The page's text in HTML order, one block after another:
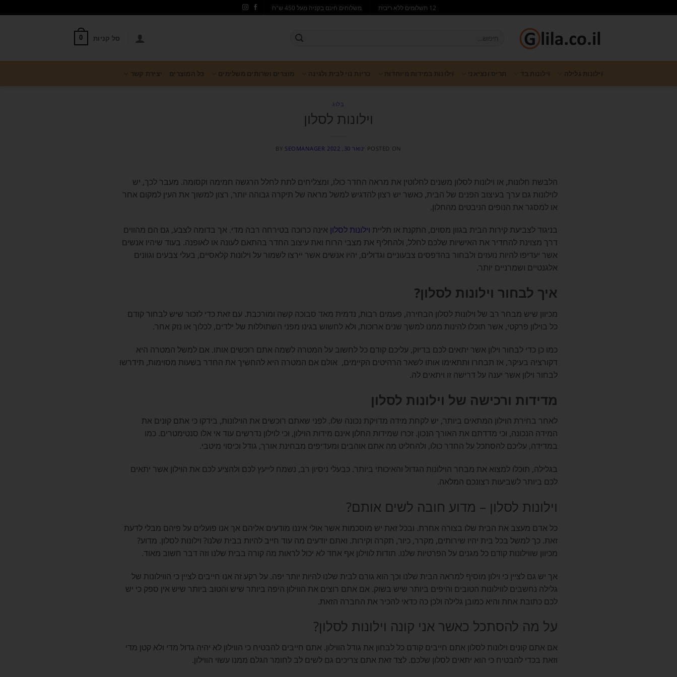
12 תשלומים ללא ריבית משלוחים חינם בקניה מעל 450 ש"ח
סל קניות 0
וילונות גלילה וילונות בד תריס ונציאני וילונות במידות מיוחדות כריות נוי לבית ולגינה מוצרים ושרותים משלימים כל המוצרים יצירת קשר
בלוג
וילונות לסלון
POSTED ON ינואר 30, 2022 BY SEOMANAGER
הלבשת חלונות, או וילונות לסלון משנים לחלוטין את מראה החדר כולו, ומצליחים לתת לחלל הרגשה חמימה וקסומה. מעבר לכך, יש
לוילונות גם ערך בעיצוב הפנים של הבית, כאשר יש רצון להדגיש למשל מראה של תיקרה גבוהה יותר, רצון למשוך את העין למקום אחר
או למסגר את הנופים הניבטים מהחלון.
בניגוד לצביעת קירות הבית בגוון מסוים, התקנת או תליית וילונות לסלון אינה כרוכה בטירחה רבה מדי. אך בדומה לצבע, גם הם מהווים
דרך מצוינת להחדיר את האישיות שלכם לחלל, ולהחליף את מצבי הרוח ואת עיצוב החדר בהתאם לעונה או לאופנה. בעוד שיהיו אנשים
אשר יעדיפו להיות נועזים ולבחור בהדפסים צבעוניים וגדולים, יהיו אנשים אשר יירצו לשמור על וילונות קלאסיים, בעלי צבעים וגוונים
אלגנטיים ושמרניים יותר.
איך לבחור וילונות לסלון?
מכיוון שיש מבחר רב של וילונות לסלון הבחירה, פעמים רבות, נדמית מאד סבוכה קשה ומורכבת. עם זאת כדי לזכור שיש לבחור קודם
כל בוילון פרקטי, אשר תוכלו להינות ממנו למשך שנים ארוכות, ולא לחשוש בגינו מפני השתוללות של ילדים, לכלוך או נזק אחר.
כמו כן כדי לבחור וילון אשר יתאים לכם בדיוק, עליכם קודם כל לחשוב על המטרה לשמה אתם רוכשים אותו. אם למשל המטרה היא
דקורציה בעיקר, אז תבחרו ותתאימו אותו לשאר הרהיטים הקיימים, אולם אם המטרה היא להחשיך את החדר בשעות מסוימות, תידרשו
לבחור וילון אשר יענה על דרישה זו ויתאים לה.
מדידות ורכישה של וילונות לסלון
לאחר בחירת הוילון המתאים ביותר, יש לקחת מידה מדויקת נכונה שלו. לפני שאתם רוכשים את הוילונות, בידקו כי אתם קונים את
המידה הנכונה, וכי מדדתם את האורך הנכון. זכרו שמידות החלון אינם מידות הוילון, וכי לוילון נדרשים עוד אי אלו סנטימטרים. כמו
במדידה, עליכם להסתכל על החדר כולו, ולהחליט מה אתם אוהבים ומעדיפים מבחינת אורך, גודל וכיסוי מיטבי.
בגלילה, תוכלו למצוא את מבחר הוילונות הגדול והאיכותי ביותר. כבעלי ניסיון רב, נשמח לייעץ לכם ולהציע לכם את הוילון אשר יתאים
לכם ביותר לשביעות רצונכם המלאה.
וילונות לסלון – מדוע חובה לשים אותם?
כל אדם מעצב את הבית שלו בצורה אחרת. ובכל זאת יש מוסכמות אשר אולי איננו מודעים אליהם אך אנו פועלים על פיהם מבלי לדעת
זאת. כך למשל בכל בית יהיו שירותים, מקרר, כיור, תקרה וקירות. ואתם יודעים מה עוד חייב להיות בבית שלנו? וילונות לסלון. מדוע?
מכיוון שווילונות קודם כל מגנים על הפרטיות שלנו. תודות לווילון אף אחד לא יכול לראות מה קורה בבית שלנו וזה דבר חשוב מאוד.
אך יש גם לציין כי וילון מוסיף למראה הבית שלנו וכך הוא גורם לבית שלנו להיות יותר יפה. על רקע זה אנו חייבים לציין כי הווילונות של
גלילה נחשבים לווילונות הטובים והיפים ביותר שיש בשוק. אם אתם רוצים את הווילון היפה ביותר שיש והטוב ביותר שיש אין ספק כי יש
לכם כתובת אחת והיא כמובן גלילה ולכן כה כדאי להכיר את החברה הזאת.
על מה להסתכל כאשר אני קונה וילונות לסלון?
אם אתם קונים וילונות לסלון אתם חייבים קודם כל לבחון את גודל הווילון. אתם חייבים להבטיח כי הווילון לא יהיה גדול מדי ולא קטן מדי
וזאת בכדי להבטיח כי הוא יתאים לסלון שלכם. לצד זאת אתם צריכים גם לשים לב לחומר הגלם ממנו עשוי הווילון.